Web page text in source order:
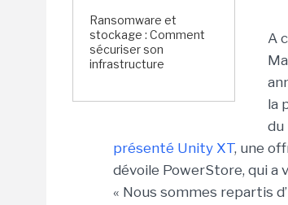
Ransomware et
stockage : Comment
sécuriser son
infrastructure
A
la
du
présenté Unity XT, une
dévoile PowerStore, qui a
« Nous sommes repartis